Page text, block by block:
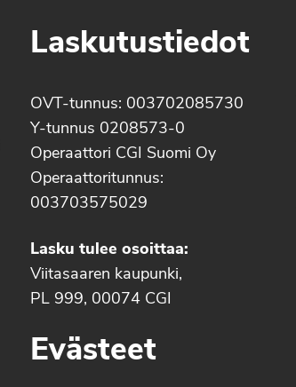
Laskutustiedot
OVT-tunnus: 003702085730
Y-tunnus 0208573-0
Operaattori CGI Suomi Oy
Operaattoritunnus:
003703575029
Lasku tulee osoittaa:
Viitasaaren kaupunki,
PL 999, 00074 CGI
Evästeet